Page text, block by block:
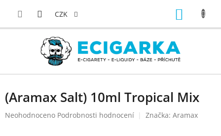
CZK
(Aramax Salt) 10ml Tropical Mix
Průměrné
Neohodnoceno Podrobnosti hodnocení Značka: Aramax